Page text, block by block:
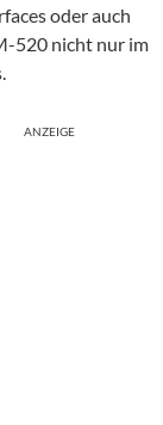
oder auch
520 nicht nur im
ANZEIGE